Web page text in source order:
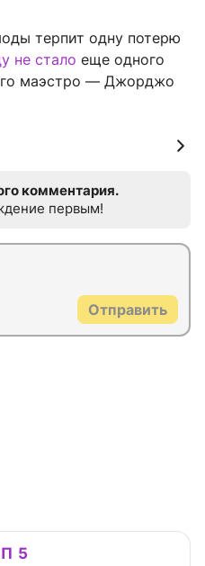
терпит одну потерю
не стало еще одного
маэстро — Джорджо
комментария.
первым!
Отправить
5